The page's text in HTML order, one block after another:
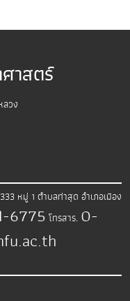
าสตร์
วง
333 หมู่ 1 ตำบลท่าสุด อำเภอเมือง
6775 โทรสาร. 0-